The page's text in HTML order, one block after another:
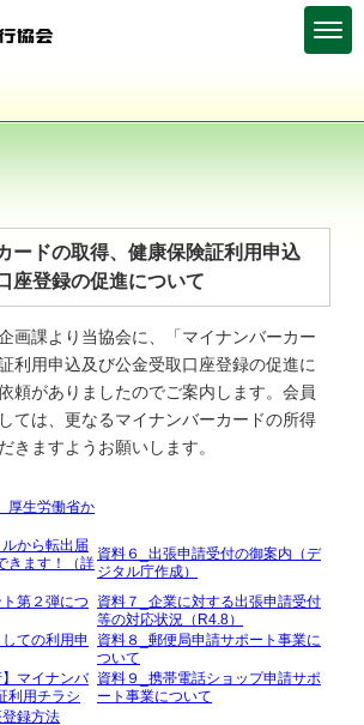
ードの取得、健康保険証利用申込
座登録の促進について
画課より当協会に、「マイナンバーカー
利用申込及び公金受取口座登録の促進に
頼がありましたのでご案内します。会員
ては、更なるマイナンバーカードの所得
きますようお願いします。
厚生労働省か
から転出届
きます！（詳
資料６_出張申請受付の御案内（デ
ジタル庁作成）
第２弾につ
資料７_企業に対する出張申請受付
等の対応状況（R4.8）
ての利用申
資料８_郵便局申請サポート事業に
ついて
マイナンバ
利用チラシ
資料９_携帯電話ショップ申請サポ
ート事業について
録方法